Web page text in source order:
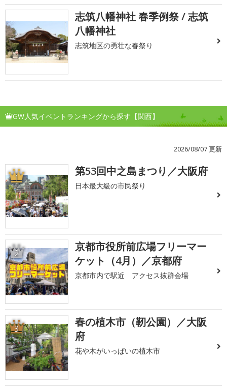
志筑八幡神社 春季例祭 / 志筑
八幡神社
志筑地区の勇壮な春祭り
GW人気イベントランキングから探す【関西】
2026/08/07 更新
1 第53回中之島まつり／大阪府
日本最大級の市民祭り
2
京都市役所前広場フリーマー
ケット（4月）／京都府
京都市内で駅近 アクセス抜群会場
3
春の植木市（靭公園）／大阪
府
花や木がいっぱいの植木市